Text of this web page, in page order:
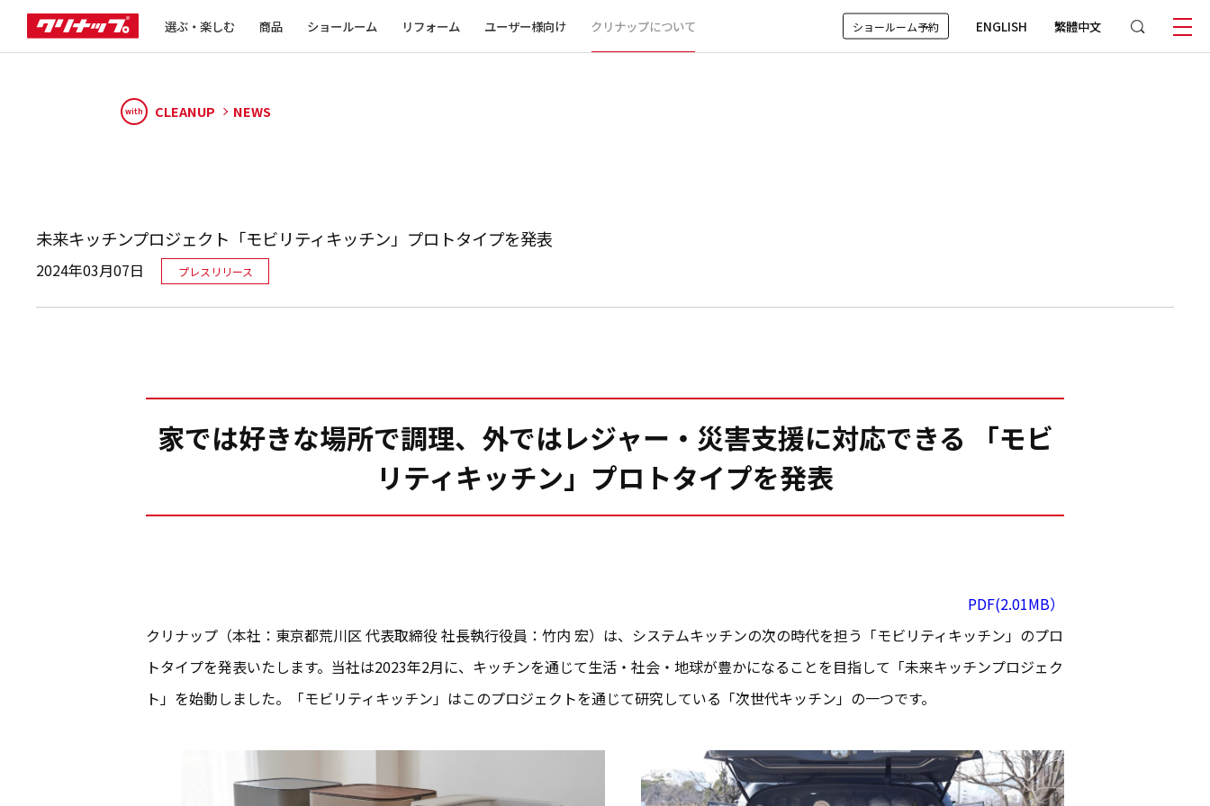
選ぶ・楽しむ 商品 ショールーム リフォーム ユーザー様向け クリナップについて ショールーム予約 ENGLISH 繁體中文
with CLEANUP NEWS
未来キッチンプロジェクト「モビリティキッチン」プロトタイプを発表
2024年03月07日 プレスリリース
家では好きな場所で調理、外ではレジャー・災害支援に対応できる 「モビ
リティキッチン」プロトタイプを発表
PDF(2.01MB）
クリナップ（本社：東京都荒川区 代表取締役 社長執行役員：竹内 宏）は、システムキッチンの次の時代を担う「モビリティキッチン」のプロ
トタイプを発表いたします。当社は2023年2月に、キッチンを通じて生活・社会・地球が豊かになることを目指して「未来キッチンプロジェク
ト」を始動しました。「モビリティキッチン」はこのプロジェクトを通じて研究している「次世代キッチン」の一つです。